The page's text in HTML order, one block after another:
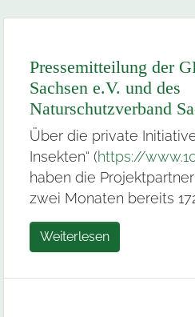
Pressemitteilung der
Sachsen e.V. und des
Naturschutzverband
Über die private
Insekten“ (https://
haben die
zwei Monaten bereits
Weiterlesen